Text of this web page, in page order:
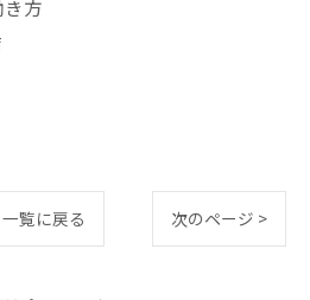
方
一覧に戻る 次のページ >